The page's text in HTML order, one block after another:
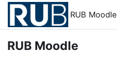
Zum Hauptinhalt
RUB Moodle
RUB Moodle